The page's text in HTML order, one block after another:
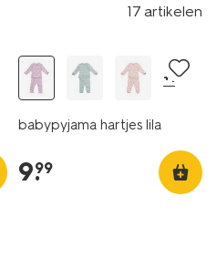
17 artikelen
+1
babypyjama hartjes lila
9.
99